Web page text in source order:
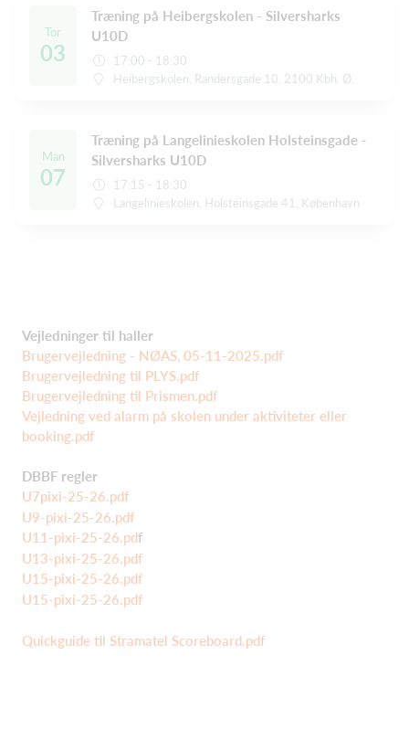
Tor
03
Træning på Heibergskolen - Silversharks
U10D
17:00 - 18:30
Heibergskolen, Randersgade 10, 2100 Kbh. Ø.
Man
07
Træning på Langelinieskolen Holsteinsgade -
Silversharks U10D
17:15 - 18:30
Langelinieskolen, Holsteinsgade 41, København
Vejledninger til haller
Brugervejledning - NØAS, 05-11-2025.pdf
Brugervejledning til PLYS.pdf
Brugervejledning til Prismen.pdf
Vejledning ved alarm på skolen under aktiviteter eller
booking.pdf
DBBF regler
U7pixi-25-26.pdf
U9-pixi-25-26.pdf
U11-pixi-25-26.pdf
U13-pixi-25-26.pdf
U15-pixi-25-26.pdf
U15-pixi-25-26.pdf
Quickguide til Stramatel Scoreboard.pdf